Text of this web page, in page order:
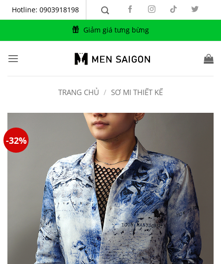
dung
Hotline: 0903918198
Giảm giá tưng bừng
TRANG CHỦ / SƠ MI THIẾT KẾ
-32%